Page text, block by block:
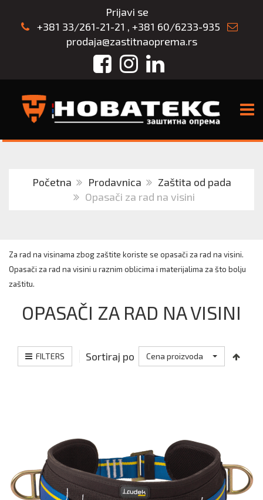
Prijavi se
+381 33/261-21-21 , +381 60/6233-935
prodaja@zastitnaoprema.rs
FacebookInstagram
LinkedIn
Početna Prodavnica
Zaštita od pada
Opasači za rad na visini
Za rad na visinama zbog zaštite koriste se opasači za rad na visini.
Opasači za rad na visini u raznim oblicima i materijalima za što bolju
zaštitu.
OPASAČI ZA RAD NA VISINI
FILTERS Sortiraj po Cena proizvoda